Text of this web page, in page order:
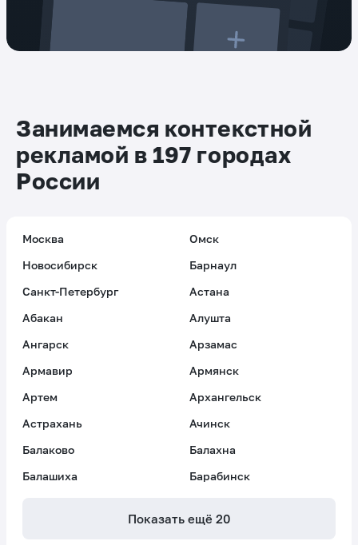
Занимаемся контекстной
рекламой в 197 городах
России
Москва
Омск
Новосибирск
Барнаул
Санкт-Петербург
Астана
Абакан
Алушта
Ангарск
Арзамас
Армавир
Армянск
Артем
Архангельск
Астрахань
Ачинск
Балаково
Балахна
Балашиха
Барабинск
Показать ещё 20